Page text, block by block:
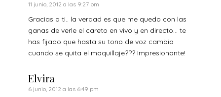
11 junio, 2012 a las 9:27 pm
Gracias a ti.. la verdad es que me quedo con las
ganas de verle el careto en vivo y en directo… te
has fijado que hasta su tono de voz cambia
cuando se quita el maquillaje??? Impresionante!
Elvira
6 junio, 2012 a las 6:49 pm